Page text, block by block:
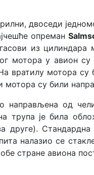
двоседи
опреман
из
мотора у авион
вратилу мотора
су били
направљена од
трупа је била
друге).
налазио се
стране авиона